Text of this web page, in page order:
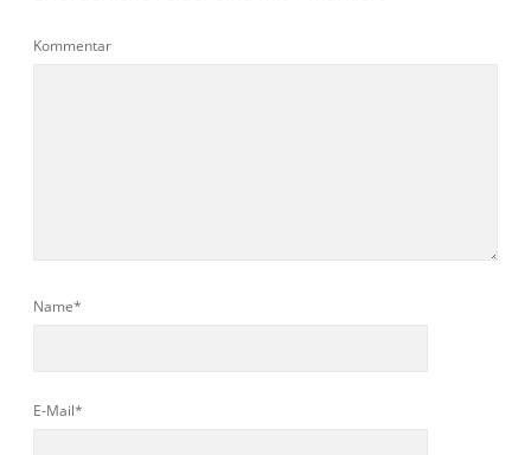
Kommentar
Name*
E-Mail*